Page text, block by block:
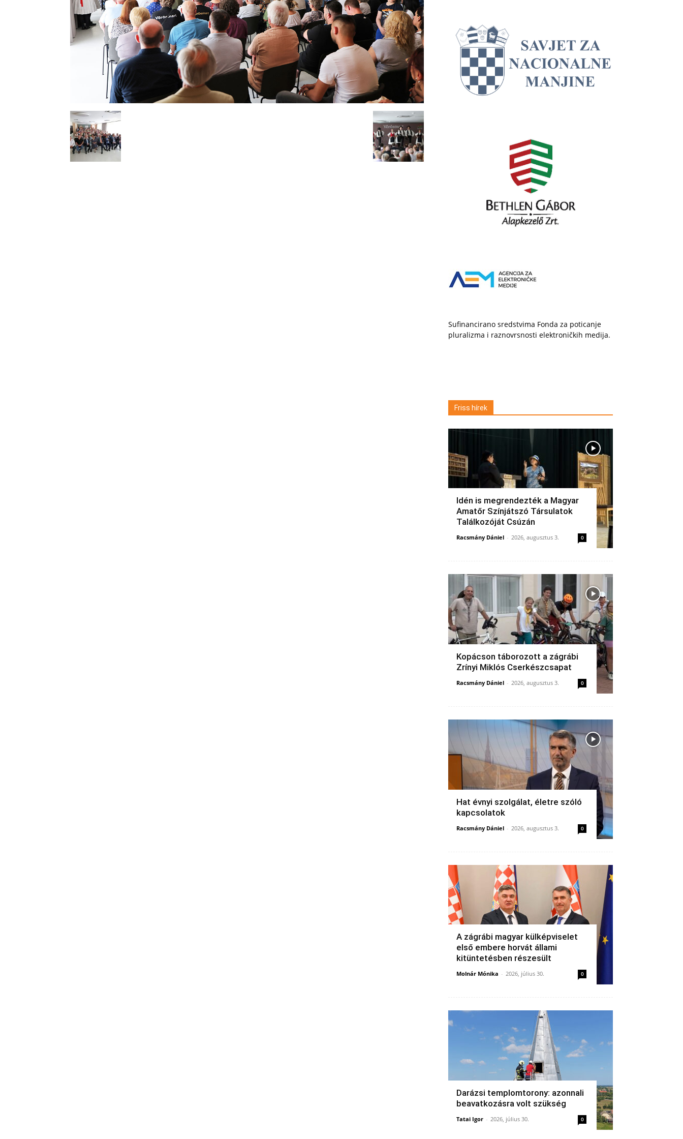
Sufinancirano sredstvima Fonda za poticanje
pluralizma i raznovrsnosti elektroničkih medija.
Friss hírek
Idén is megrendezték a Magyar
Amatőr Színjátszó Társulatok
Találkozóját Csúzán
Racsmány Dániel - 2026, augusztus 3. 0
Kopácson táborozott a zágrábi
Zrínyi Miklós Cserkészcsapat
Racsmány Dániel - 2026, augusztus 3. 0
Hat évnyi szolgálat, életre szóló
kapcsolatok
Racsmány Dániel - 2026, augusztus 3. 0
A zágrábi magyar külképviselet
első embere horvát állami
kitüntetésben részesült
Molnár Mónika - 2026, július 30. 0
Darázsi templomtorony: azonnali
beavatkozásra volt szükség
Tatai Igor - 2026, július 30. 0